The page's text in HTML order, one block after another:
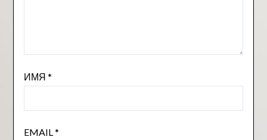
ИМЯ *
EMAIL *